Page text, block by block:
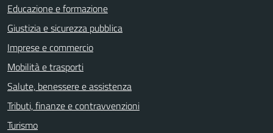
Educazione e formazione
Giustizia e sicurezza pubblica
Imprese e commercio
Mobilità e trasporti
Salute, benessere e assistenza
Tributi, finanze e contravvenzioni
Turismo